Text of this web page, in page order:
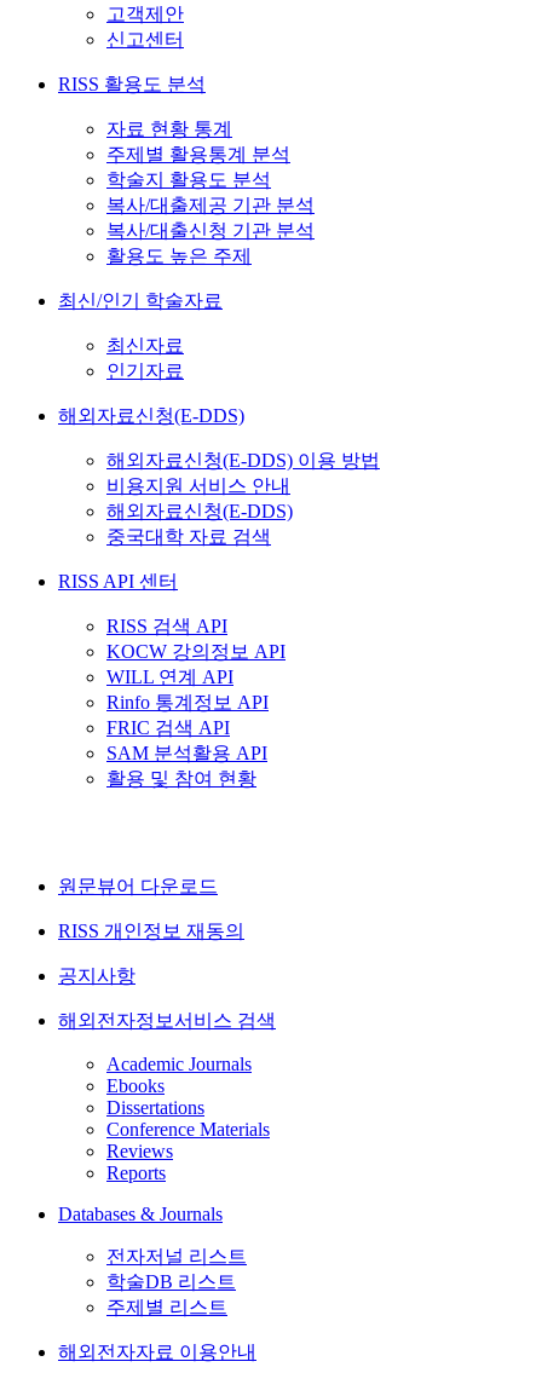
고객제안
신고센터
RISS 활용도 분석
자료 현황 통계
주제별 활용통계 분석
학술지 활용도 분석
복사/대출제공 기관 분석
복사/대출신청 기관 분석
활용도 높은 주제
최신/인기 학술자료
최신자료
인기자료
해외자료신청(E-DDS)
해외자료신청(E-DDS) 이용 방법
비용지원 서비스 안내
해외자료신청(E-DDS)
중국대학 자료 검색
RISS API 센터
RISS 검색 API
KOCW 강의정보 API
WILL 연계 API
Rinfo 통계정보 API
FRIC 검색 API
SAM 분석활용 API
활용 및 참여 현황
원문뷰어 다운로드
RISS 개인정보 재동의
공지사항
해외전자정보서비스 검색
Academic Journals
Ebooks
Dissertations
Conference Materials
Reviews
Reports
Databases & Journals
전자저널 리스트
학술DB 리스트
주제별 리스트
해외전자자료 이용안내